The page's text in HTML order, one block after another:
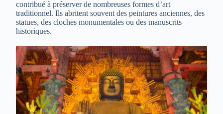
contribué à préserver de nombreuses formes d’art
traditionnel. Ils abritent souvent des peintures anciennes, des
statues, des cloches monumentales ou des manuscrits
historiques.